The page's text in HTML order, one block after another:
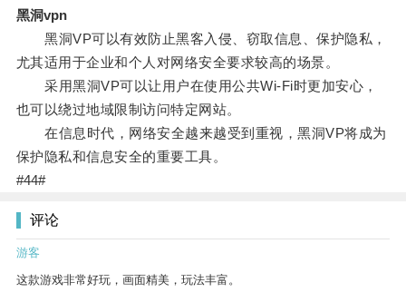
黑洞vpn
黑洞VP可以有效防止黑客入侵、窃取信息、保护隐私，
尤其适用于企业和个人对网络安全要求较高的场景。
采用黑洞VP可以让用户在使用公共Wi-Fi时更加安心，
也可以绕过地域限制访问特定网站。
在信息时代，网络安全越来越受到重视，黑洞VP将成为
保护隐私和信息安全的重要工具。
#44#
评论
游客
这款游戏非常好玩，画面精美，玩法丰富。